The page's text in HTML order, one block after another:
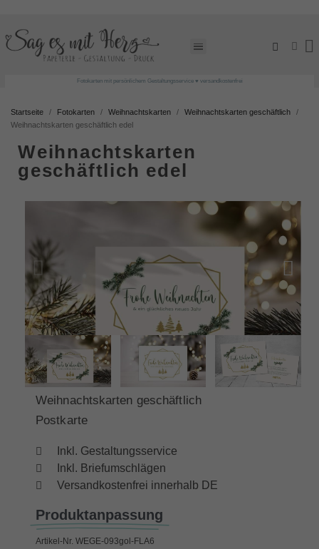
Fotokarten mit persönlichem Gestaltungsservice ♥ versandkostenfrei
Startseite Fotokarten Weihnachtskarten
Weihnachtskarten geschäftlich
Weihnachtskarten geschäftlich edel
Weihnachtskarten
geschäftlich edel
Weihnachtskarten geschäftlich
Postkarte
Inkl. Gestaltungsservice
Inkl. Briefumschlägen
Versandkostenfrei innerhalb DE
Produktanpassung
Artikel-Nr. WEGE-093gol-FLA6